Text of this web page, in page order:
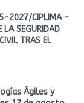
2027/CIPLIMA –
LA SEGURIDAD
TRAS EL
Ágiles y